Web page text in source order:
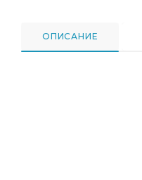
ОПИСАНИЕ